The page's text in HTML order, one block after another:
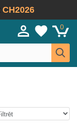
CH2026
0